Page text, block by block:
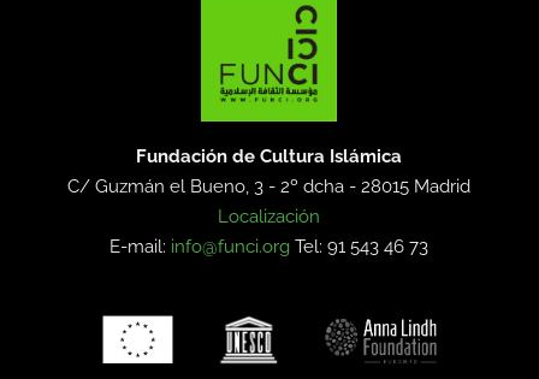
Fundación de Cultura Islámica
C/ Guzmán el Bueno, 3 - 2º dcha -28015 Madrid
Localización
E-mail: info@funci.org Tel: 91 543 46 73